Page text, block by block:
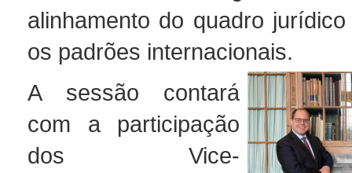
alinhamento do quadro
os padrões internacionais.
A sessão contará
com a participação
dos Vice-